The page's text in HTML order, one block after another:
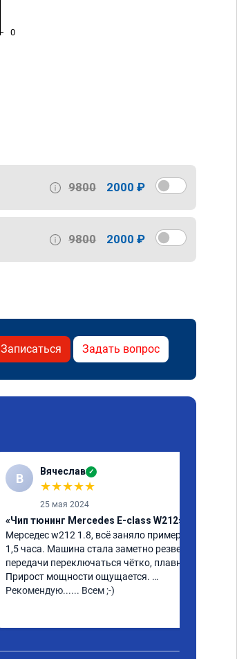
0
9800 2000 ₽
9800 2000 ₽
Записаться Задать вопрос
В Вячеслав ✓
★★★★★
25 мая 2024
«Чип тюнинг Mercedes E-class W212»
Мерседес w212 1.8, всё заняло примерно
1,5 часа. Машина стала заметно резвей,
передачи переключаться чётко, плавно.
Прирост мощности ощущается.
Рекомендую...... Всем ;-)